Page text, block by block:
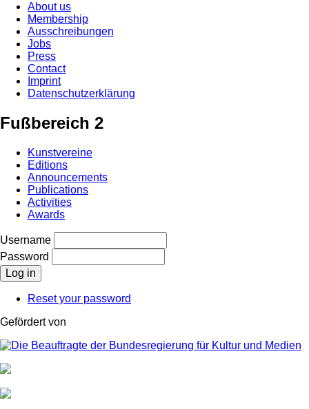
About us
Membership
Ausschreibungen
Jobs
Press
Contact
Imprint
Datenschutzerklärung
Fußbereich 2
Kunstvereine
Editions
Announcements
Publications
Activities
Awards
Username
Password
Reset your password
Gefördert von